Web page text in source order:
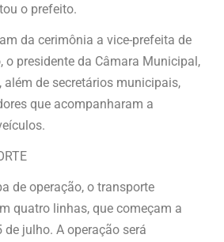
o prefeito.
da cerimônia a vice-prefeita de
o presidente da Câmara Municipal,
além de secretários municipais,
que acompanharam a
de operação, o transporte
quatro linhas, que começam a
julho. A operação será